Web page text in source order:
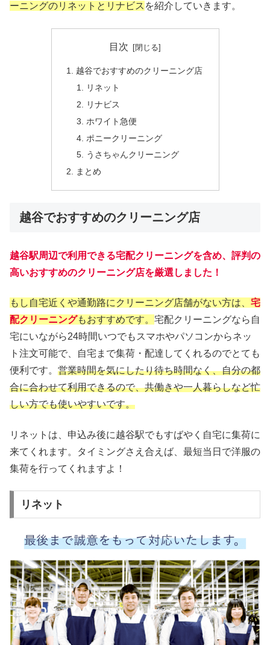
ーニングのリネットとリナビス を紹介していきます。
目次
越谷でおすすめのクリーニング店
リネット
リナビス
ホワイト急便
ポニークリーニング
うさちゃんクリーニング
まとめ
越谷でおすすめのクリーニング店
越谷駅周辺で利用できる宅配クリーニングを含め、評判の
高いおすすめのクリーニング店を厳選しました！
もし自宅近くや通勤路にクリーニング店舗がない方は、 宅
配クリーニングもおすすめです。 宅配クリーニングなら自
宅にいながら24時間いつでもスマホやパソコンからネッ
ト注文可能で、自宅まで集荷・配達してくれるのでとても
便利です。 営業時間を気にしたり待ち時間なく、自分の都
合に合わせて利用できるので、共働きや一人暮らしなど忙
しい方でも使いやすいです。
リネットは、申込み後に越谷駅でもすばやく自宅に集荷に
来てくれます。タイミングさえ合えば、最短当日で洋服の
集荷を行ってくれますよ！
リネット